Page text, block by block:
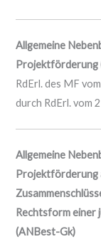
Allgemeine
Projektförderung
RdErl. des MF
durch RdErl. vom
Allgemeine
Projektförderung
Rechtsform einer
(ANBest-Gk)